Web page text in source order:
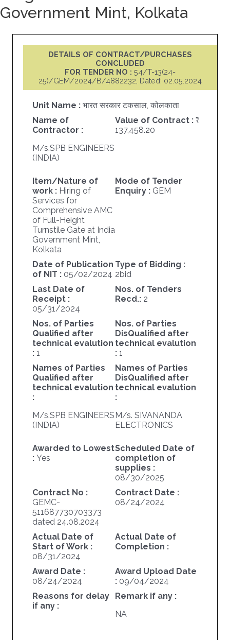
Government Mint, Kolkata
DETAILS OF CONTRACT/PURCHASES
CONCLUDED
FOR TENDER NO : 54/T-13(24-
25)/GEM/2024/B/4882232, Dated: 02.05.2024
Unit Name : भारत सरकार टकसाल, कोलकाता
Name of
Contractor :
M/s.SPB ENGINEERS
(INDIA)
Value of Contract :
137,458.20
Item/Nature of
work : Hiring of
Services for
Comprehensive AMC
of Full-Height
Turnstile Gate at India
Government Mint,
Kolkata
Mode of Tender
Enquiry : GEM
Date of Publication
of NIT : 05/02/2024
Type of Bidding :
2bid
Last Date of
Receipt :
05/31/2024
Nos. of Tenders
Recd.: 2
Nos. of Parties
Qualified after
technical evalution
: 1
Nos. of Parties
DisQualified after
technical evalution
: 1
Names of Parties
Qualified after
technical evalution
:
M/s.SPB ENGINEERS
(INDIA)
Names of Parties
DisQualified after
technical evalution
:
M/s. SIVANANDA
ELECTRONICS
Awarded to Lowest
: Yes
Scheduled Date of
completion of
supplies :
08/30/2025
Contract No :
GEMC-
511687730703373
dated 24.08.2024
Contract Date :
08/24/2024
Actual Date of
Start of Work :
08/31/2024
Actual Date of
Completion :
Award Date :
08/24/2024
Award Upload Date
: 09/04/2024
Reasons for delay
if any :
Remark if any :
NA